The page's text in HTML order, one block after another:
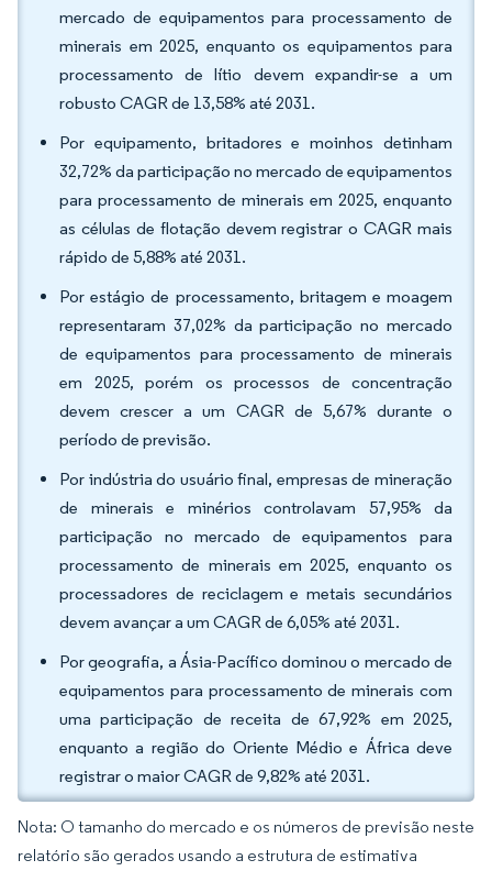
mercado de equipamentos para processamento de
minerais em 2025, enquanto os equipamentos para
processamento de lítio devem expandir-se a um
robusto CAGR de 13,58% até 2031.
Por equipamento, britadores e moinhos detinham
32,72% da participação no mercado de equipamentos
para processamento de minerais em 2025, enquanto
as células de flotação devem registrar o CAGR mais
rápido de 5,88% até 2031.
Por estágio de processamento, britagem e moagem
representaram 37,02% da participação no mercado
de equipamentos para processamento de minerais
em 2025, porém os processos de concentração
devem crescer a um CAGR de 5,67% durante o
período de previsão.
Por indústria do usuário final, empresas de mineração
de minerais e minérios controlavam 57,95% da
participação no mercado de equipamentos para
processamento de minerais em 2025, enquanto os
processadores de reciclagem e metais secundários
devem avançar a um CAGR de 6,05% até 2031.
Por geografia, a Ásia-Pacífico dominou o mercado de
equipamentos para processamento de minerais com
uma participação de receita de 67,92% em 2025,
enquanto a região do Oriente Médio e África deve
registrar o maior CAGR de 9,82% até 2031.
Nota: O tamanho do mercado e os números de previsão neste
relatório são gerados usando a estrutura de estimativa